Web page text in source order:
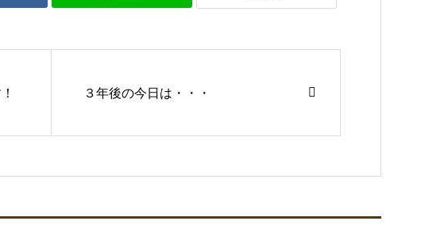
３年後の今日は・・・